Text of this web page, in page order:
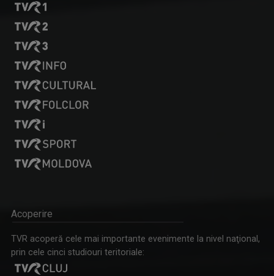
Acoperire
TVR acoperă cele mai importante evenimente la nivel naţional,
prin cele cinci studiouri teritoriale: